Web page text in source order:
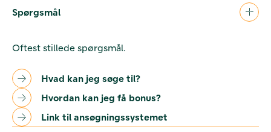
Spørgsmål
Oftest stillede spørgsmål.
Hvad kan jeg søge til?
Hvordan kan jeg få bonus?
Link til ansøgningssystemet